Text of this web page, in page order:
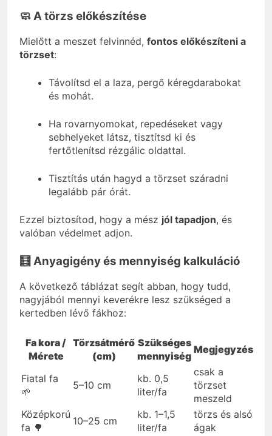
🧼 A törzs előkészítése
Mielőtt a meszet felvinnéd, fontos előkészíteni a
törzset:
Távolítsd el a laza, pergő kéregdarabokat
és mohát.
Ha rovarnyomokat, repedéseket vagy
sebhelyeket látsz, tisztítsd ki és
fertőtlenítsd rézgálic oldattal.
Tisztítás után hagyd a törzset száradni
legalább pár órát.
Ezzel biztosítod, hogy a mész jól tapadjon, és
valóban védelmet adjon.
🧮 Anyagigény és mennyiség kalkuláció
A következő táblázat segít abban, hogy tudd,
nagyjából mennyi keverékre lesz szükséged a
kertedben lévő fákhoz:
Fa kora /
Mérete
Törzsátmérő
(cm)
Szükséges
mennyiség
Megjegyzés
Fiatal fa
🌱
5–10 cm
kb. 0,5
liter/fa
csak a
törzset
meszeld
Középkorú
fa 🌳
10–25 cm
kb. 1–1,5
liter/fa
törzs és alsó
ágak